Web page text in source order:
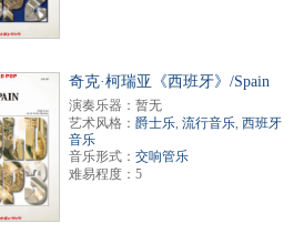
奇克·柯瑞亚《西班牙》/Spain
演奏乐器：暂无
艺术风格： 爵士乐, 流行音乐, 西班牙
音乐
音乐形式： 交响管乐
难易程度：5